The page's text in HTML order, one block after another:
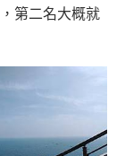
第二名大概就